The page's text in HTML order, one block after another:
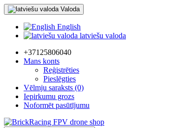
Valoda
English
latviešu valoda
+37125806040
Mans konts
Reģistrēties
Pieslēgties
Vēlmju saraksts (0)
Iepirkumu grozs
Noformēt pasūtījumu